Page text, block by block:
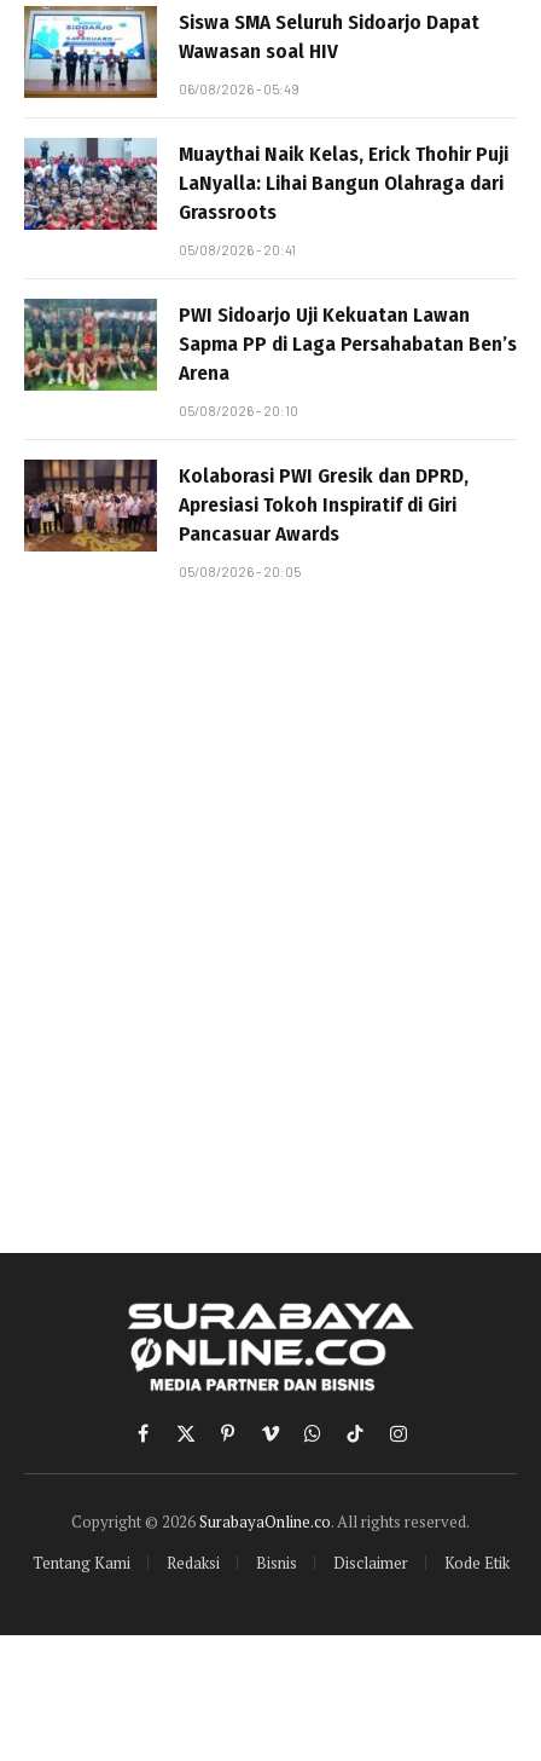
Siswa SMA Seluruh Sidoarjo Dapat
Wawasan soal HIV
06/08/2026 - 05:49
Muaythai Naik Kelas, Erick Thohir Puji
LaNyalla: Lihai Bangun Olahraga dari
Grassroots
05/08/2026 - 20:41
PWI Sidoarjo Uji Kekuatan Lawan
Sapma PP di Laga Persahabatan Ben’s
Arena
05/08/2026 - 20:10
Kolaborasi PWI Gresik dan DPRD,
Apresiasi Tokoh Inspiratif di Giri
Pancasuar Awards
05/08/2026 - 20:05
Facebook
X
(Twitter)
PinterestVimeoWhatsApp
TikTokInstagram
Copyright © 2026SurabayaOnline.co. All rights reserved.
Tentang Kami
Redaksi Bisnis Disclaimer Kode Etik